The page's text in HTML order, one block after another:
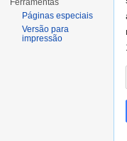
Ferramentas
Páginas especiais
Versão para
impressão